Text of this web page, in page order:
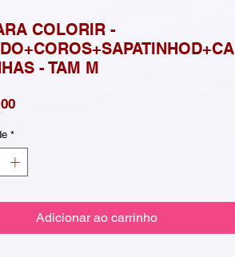
COLORIR -
- TAM M
Preço
*
Adicionar ao carrinho